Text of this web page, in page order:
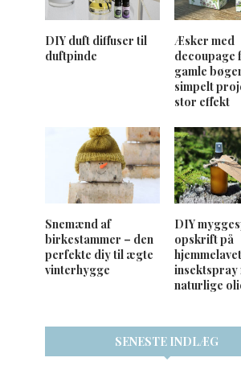
DIY duft diffuser til
duftpinde
Æsker med
decoupage
gamle
simpelt
stor effekt
Snemænd af
birkestammer – den
perfekte diy til ægte
vinterhygge
DIY
opskrift på
hjemmelavet
insektspray
naturlige
SENESTE INDLÆG